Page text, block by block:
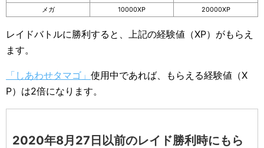
メガ
10000XP 20000XP
レイドバトルに勝利すると、上記の経験値（XP）がもらえ
ます。
「しあわせタマゴ」 使用中であれば、もらえる経験値（X
P）は2倍になります。
2020年8月27日以前のレイド勝利時にもら